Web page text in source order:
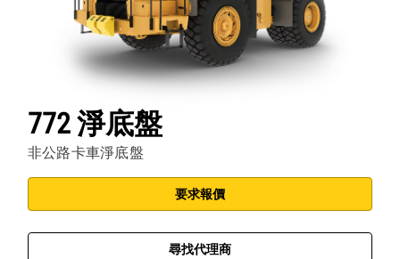
772 淨底盤
非公路卡車淨底盤
要求報價
尋找代理商